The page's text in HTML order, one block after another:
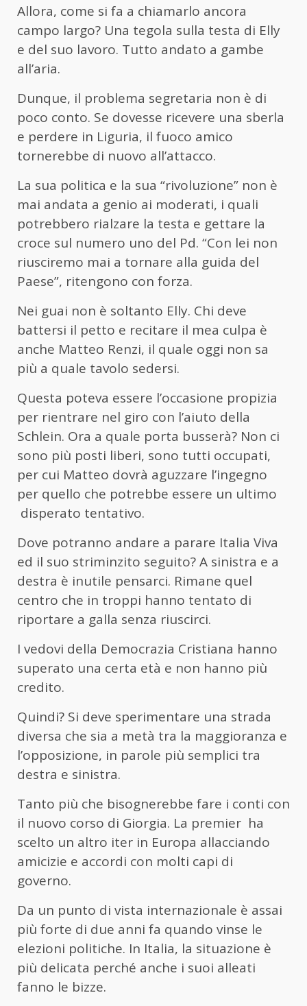
Allora, come si fa a chiamarlo ancora
campo largo? Una tegola sulla testa di Elly
e del suo lavoro. Tutto andato a gambe
all’aria.
Dunque, il problema segretaria non è di
poco conto. Se dovesse ricevere una sberla
e perdere in Liguria, il fuoco amico
tornerebbe di nuovo all’attacco.
La sua politica e la sua “rivoluzione” non è
mai andata a genio ai moderati, i quali
potrebbero rialzare la testa e gettare la
croce sul numero uno del Pd. “Con lei non
riusciremo mai a tornare alla guida del
Paese”, ritengono con forza.
Nei guai non è soltanto Elly. Chi deve
battersi il petto e recitare il mea culpa è
anche Matteo Renzi, il quale oggi non sa
più a quale tavolo sedersi.
Questa poteva essere l’occasione propizia
per rientrare nel giro con l’aiuto della
Schlein. Ora a quale porta busserà? Non ci
sono più posti liberi, sono tutti occupati,
per cui Matteo dovrà aguzzare l’ingegno
per quello che potrebbe essere un ultimo
disperato tentativo.
Dove potranno andare a parare Italia Viva
ed il suo striminzito seguito? A sinistra e a
destra è inutile pensarci. Rimane quel
centro che in troppi hanno tentato di
riportare a galla senza riuscirci.
I vedovi della Democrazia Cristiana hanno
superato una certa età e non hanno più
credito.
Quindi? Si deve sperimentare una strada
diversa che sia a metà tra la maggioranza e
l’opposizione, in parole più semplici tra
destra e sinistra.
Tanto più che bisognerebbe fare i conti con
il nuovo corso di Giorgia. La premier ha
scelto un altro iter in Europa allacciando
amicizie e accordi con molti capi di
governo.
Da un punto di vista internazionale è assai
più forte di due anni fa quando vinse le
elezioni politiche. In Italia, la situazione è
più delicata perché anche i suoi alleati
fanno le bizze.